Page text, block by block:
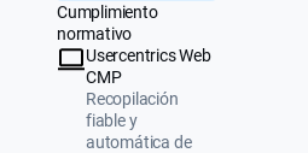
Cumplimiento
normativo
Usercentrics Web
CMP
Recopilación
fiable y
automática de